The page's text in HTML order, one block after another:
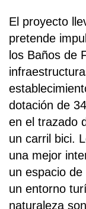
El proyecto
pretende
los Baños de
dotación de
en el trazado
un carril bici.
una mejor
un espacio
un entorno
naturaleza